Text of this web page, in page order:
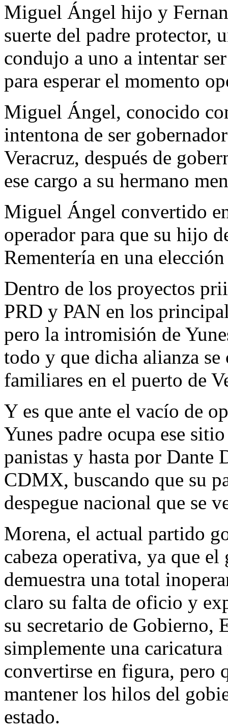
Miguel Ángel hijo y
suerte del padre protector,
condujo a uno a intentar
para esperar el momento
Miguel Ángel, conocido
intentona de ser
Veracruz, después de
ese cargo a su hermano
Miguel Ángel convertido
operador para que su hijo
Rementería en una
Dentro de los proyectos
PRD y PAN en los
pero la intromisión de
todo y que dicha alianza
familiares en el puerto de
Y es que ante el vacío de
Yunes padre ocupa ese
panistas y hasta por Dante
CDMX, buscando que su
despegue nacional que se
Morena, el actual partido
cabeza operativa, ya que
demuestra una total
claro su falta de oficio y
su secretario de Gobierno,
simplemente una
convertirse en figura, pero
mantener los hilos del
estado.